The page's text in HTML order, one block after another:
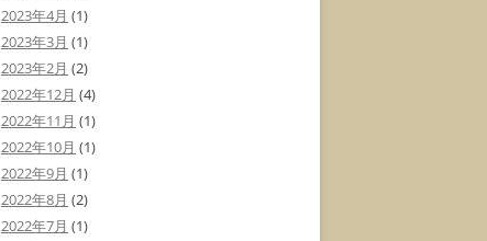
2023年4月 (1)
2023年3月 (1)
2023年2月 (2)
2022年12月 (4)
2022年11月 (1)
2022年10月 (1)
2022年9月 (1)
2022年8月 (2)
2022年7月 (1)